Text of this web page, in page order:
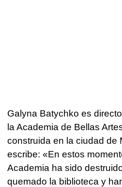
Galyna Batychko es
la Academia de Bellas
construida en la ciudad de
escribe: «En estos
Academia ha sido
quemado la biblioteca y